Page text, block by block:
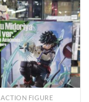
ACTION FIGURE